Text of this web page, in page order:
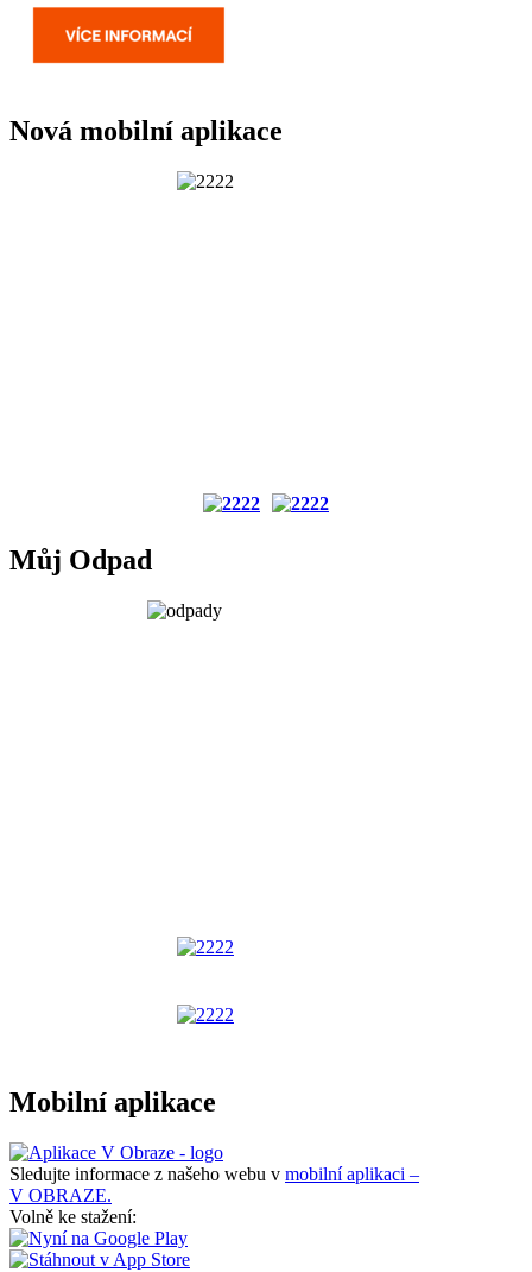
Nová mobilní aplikace
Můj Odpad
Mobilní aplikace
Sledujte informace z našeho webu v mobilní aplikaci –
V OBRAZE.
Volně ke stažení: